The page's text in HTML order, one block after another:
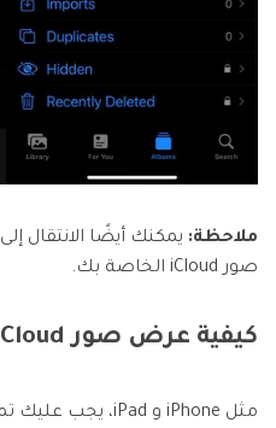
ملاحظة: يمكنك أيضًا الانتقال إلى
صور iCloud الخاصة بك.
كيفية عرض صور iCloud على نظام Mac